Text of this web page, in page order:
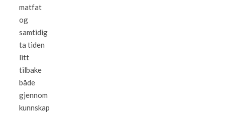
matfat
og
samtidig
ta tiden
litt
tilbake
både
gjennom
kunnskap